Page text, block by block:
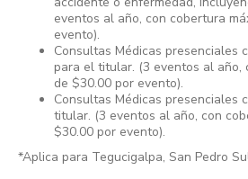
eventos al año, con cobertura
evento).
Consultas Médicas presenciales
para el titular. (3 eventos al año,
de $30.00 por evento).
Consultas Médicas presenciales
titular. (3 eventos al año, con
$30.00 por evento).
*Aplica para Tegucigalpa, San Pedro